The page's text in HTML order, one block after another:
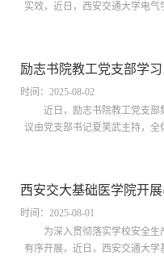
实效，近日，西安交通大学电
下，师生们参观了华东电力调控
体系，切身感受到其在保障能源
显了国家电网作为“大国重器”的
励志书院教工党支部学
时间：2025-08-02
近日，励志书院教工党支
议由党支部书记夏笑武主持，
代化新篇章》。苗鸿易详细解读
战略性地位，并结合书院育人的
行社会主义核心价值观，如何通
西安交大基础医学院开
时间：2025-08-01
为深入贯彻落实学校安全
有序开展，近日，西安交通大